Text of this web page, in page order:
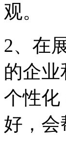
观。
2、在
的企
个性化
好，会